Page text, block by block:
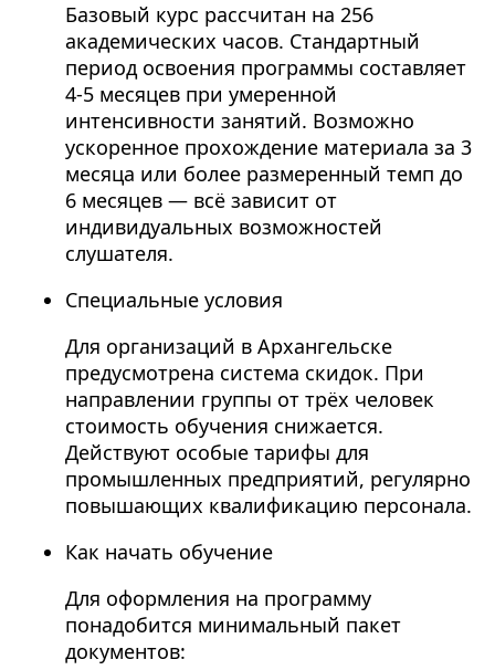
Базовый курс рассчитан на 256
академических часов. Стандартный
период освоения программы составляет
4-5 месяцев при умеренной
интенсивности занятий. Возможно
ускоренное прохождение материала за 3
месяца или более размеренный темп до
6 месяцев — всё зависит от
индивидуальных возможностей
слушателя.
Специальные условия
Для организаций в Архангельске
предусмотрена система скидок. При
направлении группы от трёх человек
стоимость обучения снижается.
Действуют особые тарифы для
промышленных предприятий, регулярно
повышающих квалификацию персонала.
Как начать обучение
Для оформления на программу
понадобится минимальный пакет
документов: